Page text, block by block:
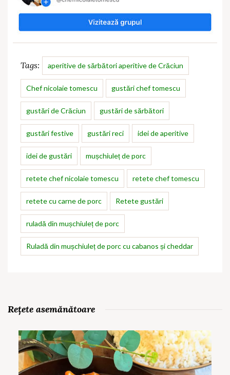
Tags: aperitive de sărbători aperitive de Crăciun
Chef nicolaie tomescu gustări chef tomescu
gustări de Crăciun gustări de sărbători
gustări festive gustări reci idei de aperitive
idei de gustări mușchiuleț de porc
retete chef nicolaie tomescu retete chef tomescu
retete cu carne de porc Retete gustări
ruladă din mușchiuleț de porc
Ruladă din mușchiuleț de porc cu cabanos și cheddar
Rețete asemănătoare